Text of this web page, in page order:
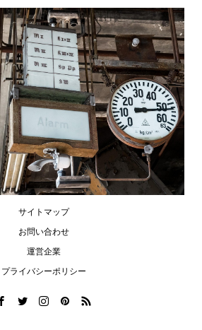
サイトマップ
お問い合わせ
運営企業
プライバシーポリシー